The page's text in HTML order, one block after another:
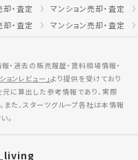
・査定
マンション売却・査定
・査定 マンション売却・査定
・過去の販売履歴・賃料相場情報・
ョンレビュー」より提供を受けており
に算出した参考情報であり、実際
また、スターツグループ各社は本情報
。